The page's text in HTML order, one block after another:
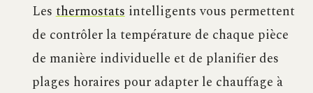
Lesthermostatsintelligents vous permettent
de contrôler la température de chaque pièce
de manière individuelle et de planifier des
plages horaires pour adapter le chauffage à